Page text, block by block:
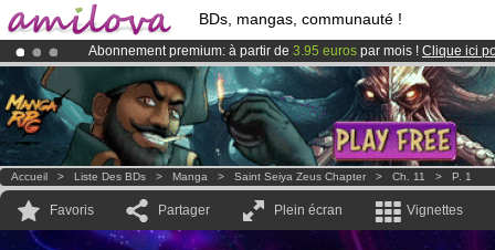
BDs, mangas, communauté !
Abonnement premium: à partir de 3.95 euros par mois ! Clique ici
Déjà 134393membreset 1208BDs & Mangas!
LeKickstarter Amilova est désormais lancé
Accueil > Liste Des BDs > Manga > Saint Seiya Zeus Chapter > Ch. 11 > P. 1
Favoris Partager Plein écran Vignettes